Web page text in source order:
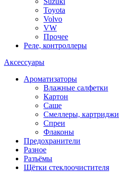
Toyota
Volvo
VW
Прочее
Реле, контроллеры
Аксессуары
Ароматизаторы
Влажные салфетки
Картон
Саше
Смеллеры, картриджи
Спреи
Флаконы
Предохранители
Разное
Разъёмы
Щётки стеклоочистителя